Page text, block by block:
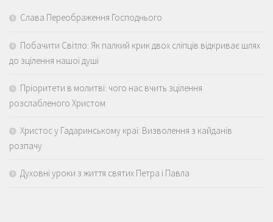
Слава Переображення Господнього
Побачити Світло: Як палкий крик двох сліпців відкриває шлях
до зцілення нашої душі
Пріоритети в молитві: чого нас вчить зцілення
розслабленого Христом
Христос у Гадаринському краї: Визволення з кайданів
розпачу
Духовні уроки з життя святих Петра і Павла